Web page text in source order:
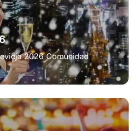
2026 Comunidad